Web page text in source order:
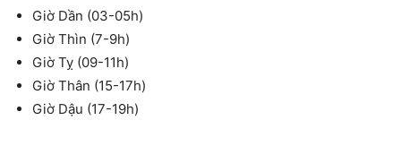
Giờ Dần (03-05h)
Giờ Thìn (7-9h)
Giờ Tỵ (09-11h)
Giờ Thân (15-17h)
Giờ Dậu (17-19h)